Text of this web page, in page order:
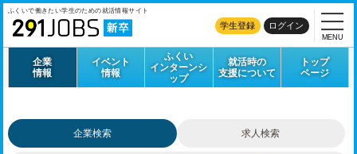
ふくいで働きたい学生のための就活情報サイト
学生登録 ログイン
企業
情報
イベント
情報
ふくい
インターンシ
ップ
就活時の
支援について
トップ
ページ
MENU
企業検索 求人検索